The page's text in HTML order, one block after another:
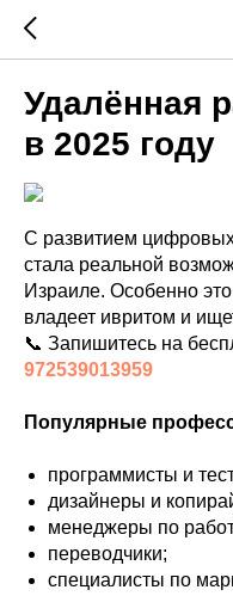
Удалённая
в 2025 году
С развитием цифровых
стала реальной
Израиле. Особенно
владеет ивритом и
📞 Запишитесь на
972539013959
Популярные
программисты и
дизайнеры и
менеджеры по
переводчики;
специалисты по